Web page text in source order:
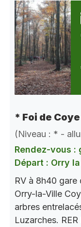
* Foi de Coye
(Niveau : * -
Rendez-vous :
Départ : Orry
RV à 8h40
Orry-la-Ville
arbres
Luzarches.